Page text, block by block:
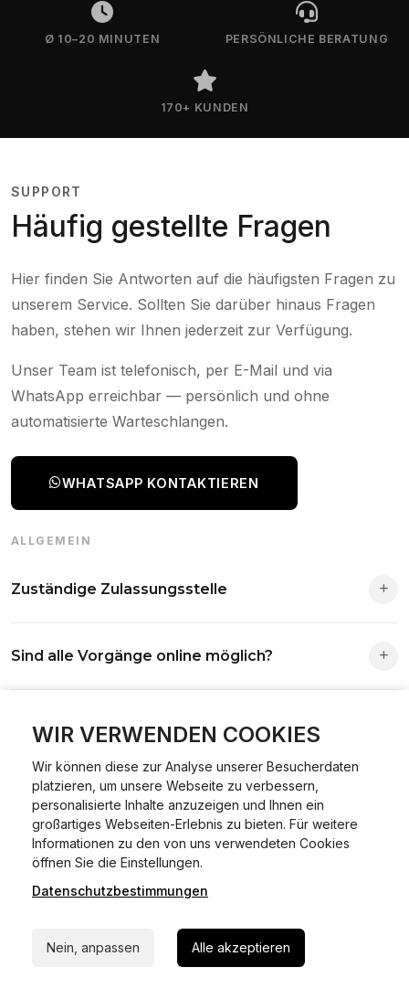
WIR VERWENDEN COOKIES
Wir können diese zur Analyse unserer Besucherdaten
platzieren, um unsere Webseite zu verbessern,
personalisierte Inhalte anzuzeigen und Ihnen ein
großartiges Webseiten-Erlebnis zu bieten. Für weitere
Informationen zu den von uns verwendeten Cookies
öffnen Sie die Einstellungen.
Datenschutzbestimmungen
Nein, anpassen Alle akzeptieren
Ø 10–20 MINUTEN PERSÖNLICHE BERATUNG
170+ KUNDEN
SUPPORT
Häufig gestellte Fragen
Hier finden Sie Antworten auf die häufigsten Fragen zu
unserem Service. Sollten Sie darüber hinaus Fragen
haben, stehen wir Ihnen jederzeit zur Verfügung.
Unser Team ist telefonisch, per E-Mail und via
WhatsApp erreichbar — persönlich und ohne
automatisierte Warteschlangen.
WHATSAPP KONTAKTIEREN
ALLGEMEIN
Zuständige Zulassungsstelle
Antrag wird automatisch an die richtige Stelle weitergeleitet.
Sind alle Vorgänge online möglich?
Abmeldungen für Fahrzeuge mit Erstzulassung vor dem
Was ist Online Kfz-Zulassung?
Ein Internetverfahren, mit dem du Fahrzeuge anmelden,
ummelden oder abmelden kannst – inklusive Dateneingabe,
Dokumentprüfung und Bezahlung.
Welche Vorteile gibt es?
Zeitersparnis, flexible Durchführung, kein Besuch der
Behörde notwendig.
Welche Unterlagen werden benötigt?
Fahrzeugbrief, Fahrzeugschein, Ausweis oder Reisepass,
Versicherungsnachweis, falls erforderlich TÜV-Bericht.
Die Prozesse laufen über gesicherte Verbindungen mit